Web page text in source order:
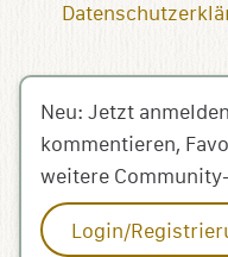
Neu: Jetzt
kommentieren,
weitere
Login/